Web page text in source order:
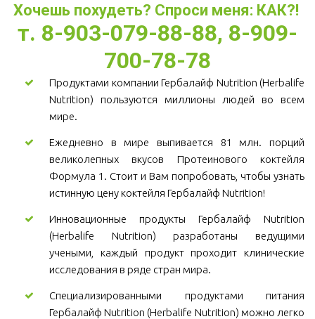
Хочешь похудеть? Спроси меня: КАК?!
т. 8-903-079-88-88, 8-909-
700-78-78
Продуктами компании Гербалайф Nutrition (Herbalife
Nutrition) пользуются миллионы людей во всем
мире.
Ежедневно в мире выпивается 81 млн. порций
великолепных вкусов Протеинового коктейля
Формула 1. Стоит и Вам попробовать, чтобы узнать
истинную цену коктейля Гербалайф Nutrition!
Инновационные продукты Гербалайф Nutrition
(Herbalife Nutrition) разработаны ведущими
учеными, каждый продукт проходит клинические
исследования в ряде стран мира.
Специализированными продуктами питания
Гербалайф Nutrition (Herbalife Nutrition) можно легко